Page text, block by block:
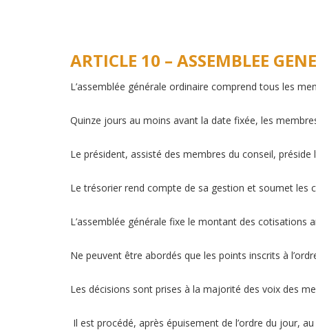
ARTICLE 10 – ASSEMBLEE
L’assemblée générale ordinaire comprend tous les
Quinze jours au moins avant la date fixée, les
Le président, assisté des membres du conseil, préside
Le trésorier rend compte de sa gestion et soumet les
L’assemblée générale fixe le montant des cotisations
Ne peuvent être abordés que les points inscrits à
Les décisions sont prises à la majorité des voix des
Il est procédé, après épuisement de l’ordre du jour,